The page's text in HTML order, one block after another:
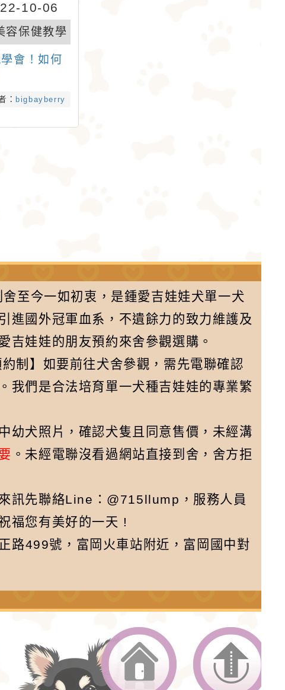
10-06
容保健教學
會！如何
： bigbayberry
至今一如初衷，是鍾愛吉娃娃犬單一犬
進國外冠軍血系，不遺餘力的致力維護及
吉娃娃的朋友預約來舍參觀選購。
制】如要前往犬舍參觀，需先電聯確認
我們是合法培育單一犬種吉娃娃的專業繁
幼犬照片，確認犬隻且同意售價，未經溝
。未經電聯沒看過網站直接到舍，舍方拒
訊先聯絡Line：@715llump，服務人員
福您有美好的一天 !
路499號，富岡火車站附近，富岡國中對